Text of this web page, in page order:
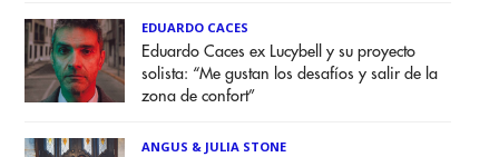
EDUARDO CACES
Eduardo Caces ex Lucybell y su proyecto
solista: “Me gustan los desafíos y salir de la
zona de confort”
ANGUS & JULIA STONE